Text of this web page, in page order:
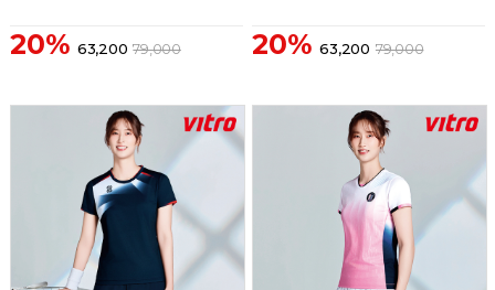
20% 63,200 79,000 20% 63,200 79,000